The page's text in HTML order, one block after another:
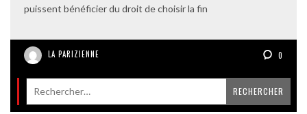
puissent bénéficier du droit de choisir la fin
LA PARIZIENNE 0